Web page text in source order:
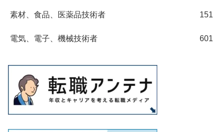
素材、食品、医薬品技術者 151
電気、電子、機械技術者 601